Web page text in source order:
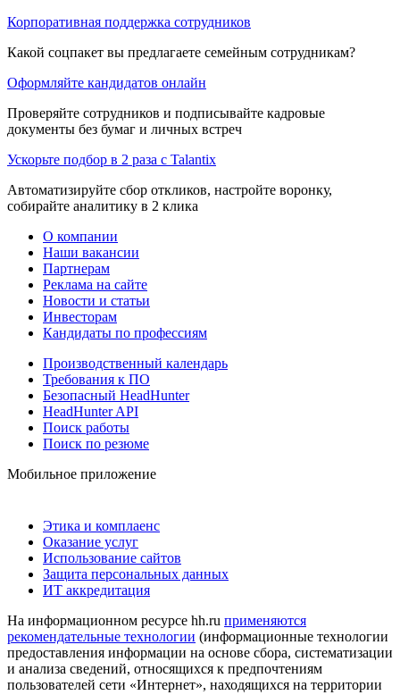
Корпоративная поддержка сотрудников
Какой соцпакет вы предлагаете семейным сотрудникам?
Оформляйте кандидатов онлайн
Проверяйте сотрудников и подписывайте кадровые
документы без бумаг и личных встреч
Ускорьте подбор в 2 раза с Talantix
Автоматизируйте сбор откликов, настройте воронку,
собирайте аналитику в 2 клика
О компании
Наши вакансии
Партнерам
Реклама на сайте
Новости и статьи
Инвесторам
Кандидаты по профессиям
Производственный календарь
Требования к ПО
Безопасный HeadHunter
HeadHunter API
Поиск работы
Поиск по резюме
Мобильное приложение
Этика и комплаенс
Оказание услуг
Использование сайтов
Защита персональных данных
ИТ аккредитация
На информационном ресурсе hh.ru применяются
рекомендательные технологии (информационные технологии
предоставления информации на основе сбора, систематизации
и анализа сведений, относящихся к предпочтениям
пользователей сети «Интернет», находящихся на территории